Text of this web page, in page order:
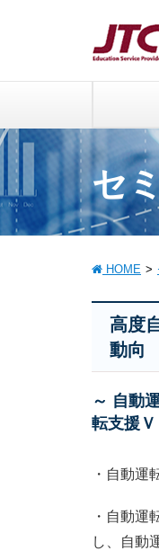
セ
HOME
高度
動向
～ 自動
転支援
・自動運
・自動運
し、自動